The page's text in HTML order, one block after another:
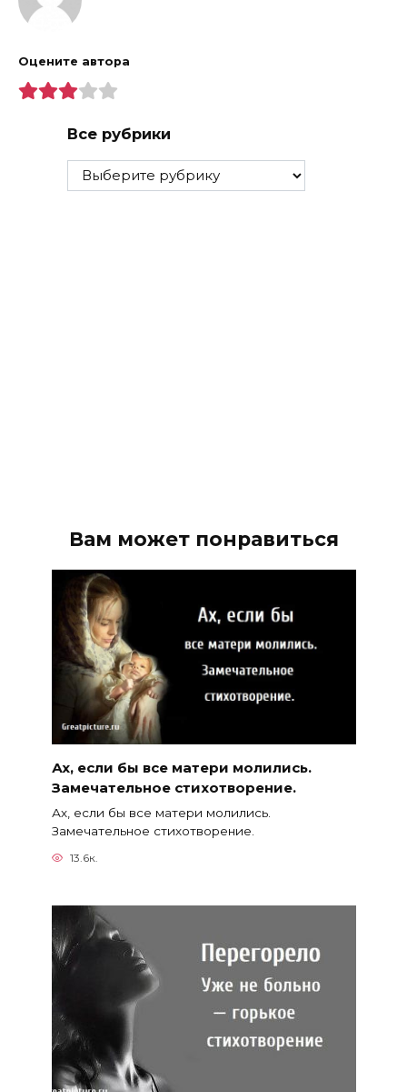
Оцените автора
Все рубрики
Все
рубрики
Вам может понравиться
Ах, если бы все матери молились.
Замечательное стихотворение.
Ах, если бы все матери молились.
Замечательное стихотворение.
13.6к.